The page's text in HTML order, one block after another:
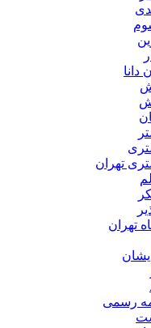
دانا
تهران
تهران
رسمی